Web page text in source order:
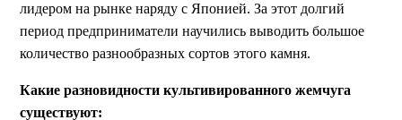
лидером на рынке наряду с Японией. За этот долгий
период предприниматели научились выводить большое
количество разнообразных сортов этого камня.
Какие разновидности культивированного жемчуга
существуют: